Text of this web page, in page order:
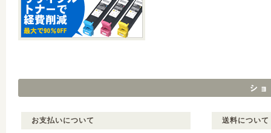
お支払いについて 送料について